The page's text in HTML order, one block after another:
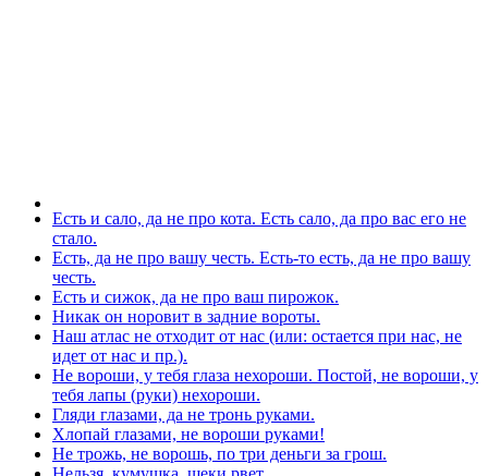
Есть и сало, да не про кота. Есть сало, да про вас его не
стало.
Есть, да не про вашу честь. Есть-то есть, да не про вашу
честь.
Есть и сижок, да не про ваш пирожок.
Никак он норовит в задние вороты.
Наш атлас не отходит от нас (или: остается при нас, не
идет от нас и пр.).
Не вороши, у тебя глаза нехороши. Постой, не вороши, у
тебя лапы (руки) нехороши.
Гляди глазами, да не тронь руками.
Хлопай глазами, не вороши руками!
Не трожь, не ворошь, по три деньги за грош.